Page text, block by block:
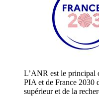
L’ANR est le principal
PIA et de France 2030
supérieur et de la